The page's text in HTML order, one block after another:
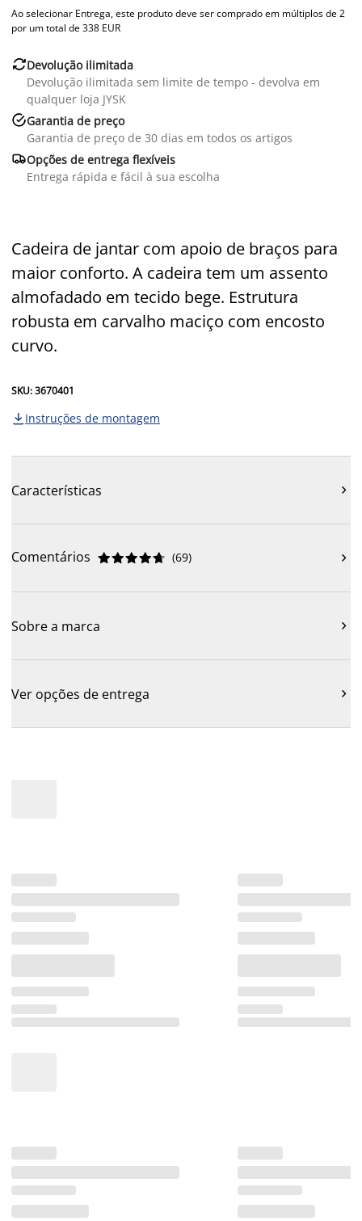
Ao selecionar Entrega, este produto deve ser comprado em múltiplos de 2
por um total de 338 EUR
Devolução ilimitada
Devolução ilimitada sem limite de tempo - devolva em
qualquer loja JYSK
Garantia de preço
Garantia de preço de 30 dias em todos os artigos
Opções de entrega flexíveis
Entrega rápida e fácil à sua escolha
Cadeira de jantar com apoio de braços para
maior conforto. A cadeira tem um assento
almofadado em tecido bege. Estrutura
robusta em carvalho maciço com encosto
curvo.
SKU: 3670401
 Instruções de montagem
Características 
Comentários 




 (69) 
Sobre a marca 
Ver opções de entrega 